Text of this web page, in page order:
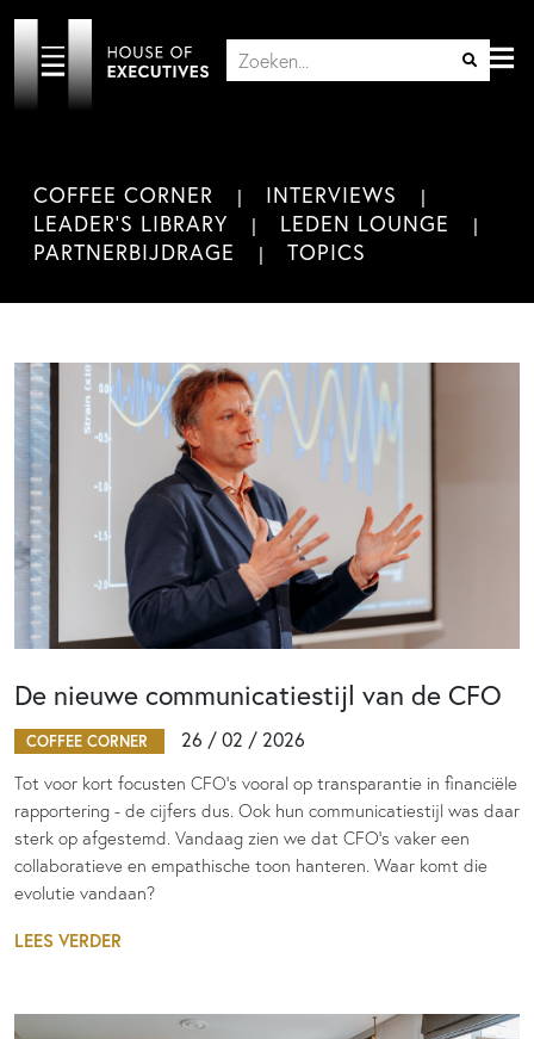
COFFEE CORNER
INTERVIEWS
LEADER'S LIBRARY
LEDEN LOUNGE
PARTNERBIJDRAGE
TOPICS
De nieuwe communicatiestijl van de CFO
COFFEE CORNER 26 / 02 / 2026
Tot voor kort focusten CFO’s vooral op transparantie in financiële
rapportering - de cijfers dus. Ook hun communicatiestijl was daar
sterk op afgestemd. Vandaag zien we dat CFO’s vaker een
collaboratieve en empathische toon hanteren. Waar komt die
evolutie vandaan?
LEES VERDER